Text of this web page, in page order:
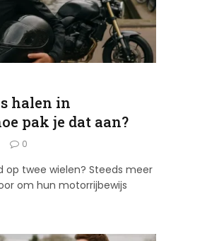
halen in
pak je dat aan?
0
op twee wielen? Steeds meer
om hun motorrijbewijs